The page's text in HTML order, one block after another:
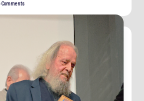
Comments